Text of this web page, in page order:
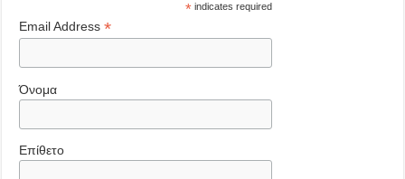
*indicates required
Email Address*
Όνομα
Επίθετο